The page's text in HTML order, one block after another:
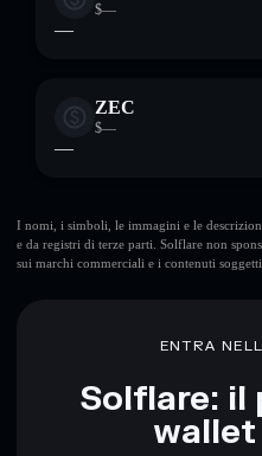
$—
—
ZEC
$—
—
I nomi, i simboli, le immagini e le
e da registri di terze parti. Solflare non
sui marchi commerciali e i contenuti
ENTRA
Solflare: il
wallet